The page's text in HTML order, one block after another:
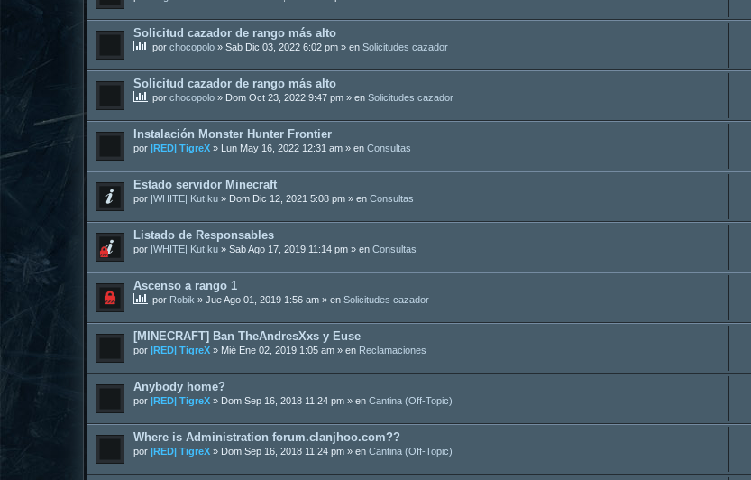
Solicitud cazador de rango más alto
por chocopolo » Sab Dic 03, 2022 6:02 pm » en Solicitudes cazador
Solicitud cazador de rango más alto
por chocopolo » Dom Oct 23, 2022 9:47 pm » en Solicitudes cazador
Instalación Monster Hunter Frontier
por |RED| TigreX » Lun May 16, 2022 12:31 am » en Consultas
Estado servidor Minecraft
por |WHITE| Kut ku » Dom Dic 12, 2021 5:08 pm » en Consultas
Listado de Responsables
por |WHITE| Kut ku » Sab Ago 17, 2019 11:14 pm » en Consultas
Ascenso a rango 1
por Robik » Jue Ago 01, 2019 1:56 am » en Solicitudes cazador
[MINECRAFT] Ban TheAndresXxs y Euse
por |RED| TigreX » Mié Ene 02, 2019 1:05 am » en Reclamaciones
Anybody home?
por |RED| TigreX » Dom Sep 16, 2018 11:24 pm » en Cantina (Off-Topic)
Where is Administration forum.clanjhoo.com??
por |RED| TigreX » Dom Sep 16, 2018 11:24 pm » en Cantina (Off-Topic)